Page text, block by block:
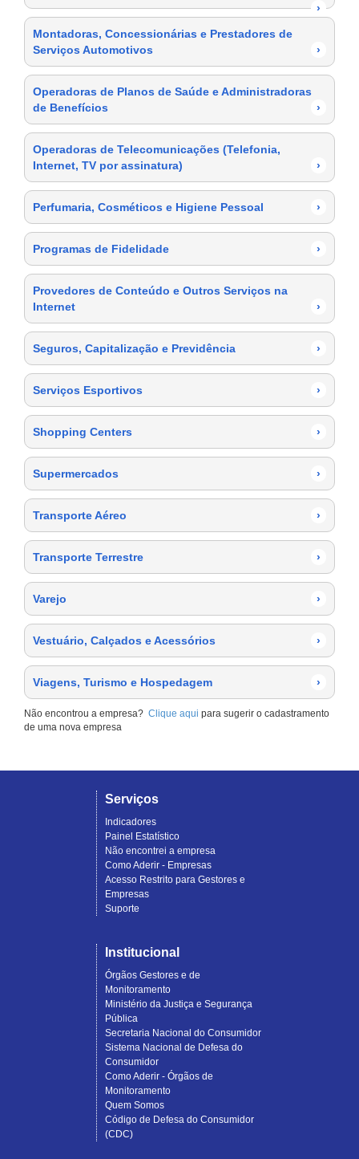
›
Montadoras, Concessionárias e Prestadores de
Serviços Automotivos
›
Operadoras de Planos de Saúde e Administradoras
de Benefícios
›
Operadoras de Telecomunicações (Telefonia,
Internet, TV por assinatura)
›
Perfumaria, Cosméticos e Higiene Pessoal ›
Programas de Fidelidade ›
Provedores de Conteúdo e Outros Serviços na
Internet
›
Seguros, Capitalização e Previdência ›
Serviços Esportivos ›
Shopping Centers ›
Supermercados ›
Transporte Aéreo ›
Transporte Terrestre ›
Varejo ›
Vestuário, Calçados e Acessórios ›
Viagens, Turismo e Hospedagem ›
Não encontrou a empresa? Clique aqui para sugerir o cadastramento
de uma nova empresa
Serviços
Indicadores
Painel Estatístico
Não encontrei a empresa
Como Aderir - Empresas
Acesso Restrito para Gestores e
Empresas
Suporte
Institucional
Órgãos Gestores e de
Monitoramento
Ministério da Justiça e Segurança
Pública
Secretaria Nacional do Consumidor
Sistema Nacional de Defesa do
Consumidor
Como Aderir - Órgãos de
Monitoramento
Quem Somos
Código de Defesa do Consumidor
(CDC)